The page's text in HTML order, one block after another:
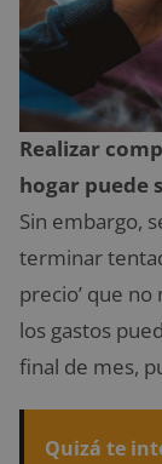
Realizar
hogar puede
Sin embargo,
terminar
precio’ que
los gastos
final de mes,
Quizá te